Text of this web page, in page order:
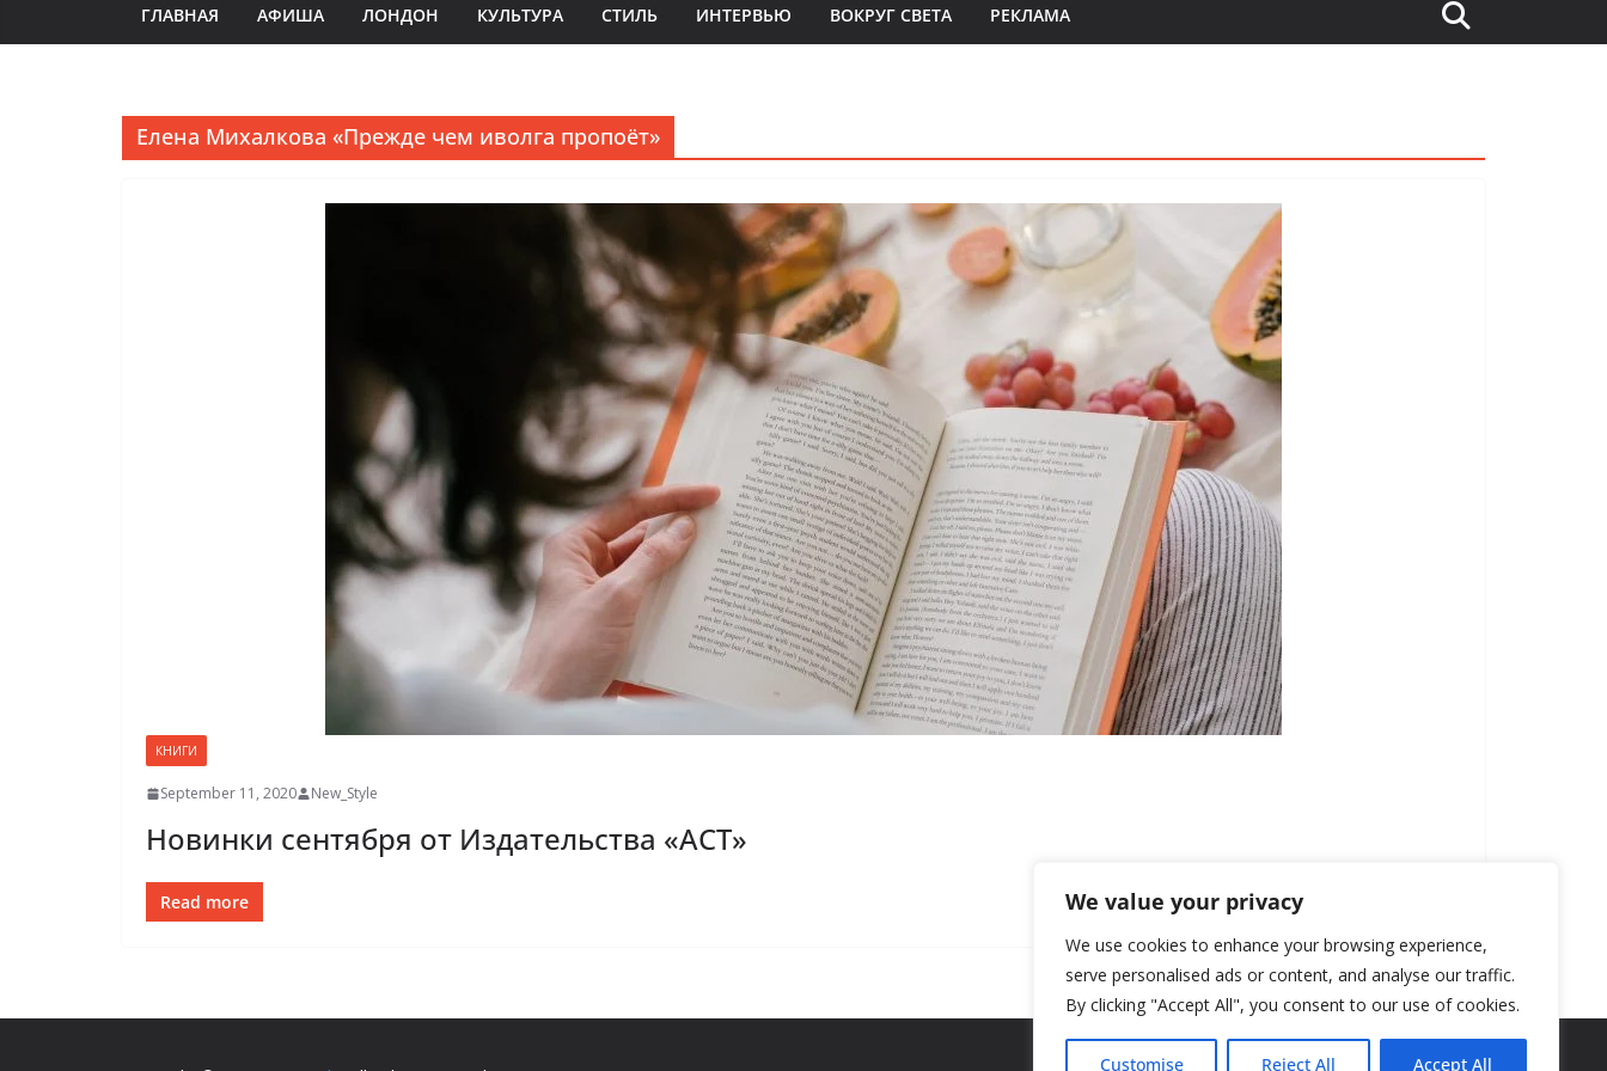
We value your privacy
We use cookies to enhance your browsing experience,
serve personalised ads or content, and analyse our traffic.
By clicking "Accept All", you consent to our use of cookies.
Customise Reject All Accept All
ГЛАВНАЯ АФИША ЛОНДОН КУЛЬТУРА СТИЛЬ ИНТЕРВЬЮ ВОКРУГ СВЕТА РЕКЛАМА
Елена Михалкова «Прежде чем иволга пропоёт»
КНИГИ
September 11, 2020 New_Style
Новинки сентября от Издательства «АСТ»
Read more